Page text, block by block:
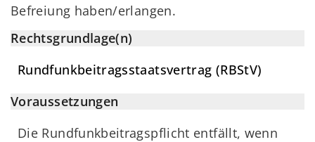
Befreiung haben/erlangen.
Rechtsgrundlage(n)
Rundfunkbeitragsstaatsvertrag (RBStV)
Voraussetzungen
Die Rundfunkbeitragspflicht entfällt, wenn